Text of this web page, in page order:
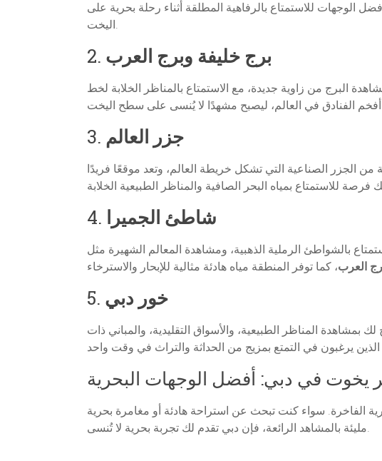
الوجهات للاستمتاع بالرفاهية المطلقة أثناء رحلة بحرية على
اليخت.
2. برج خليفة وبرج العرب
البرج من زاوية جديدة، مع الاستمتاع بالمناظر الخلابة لخط
3. جزر العالم
الجزر الصناعية التي تشكل خريطة العالم، وتعد موقعًا فريدًا
4. شاطئ الجميرا
بالشواطئ الرملية الذهبية، ومشاهدة المعالم الشهيرة مثل
العرب
5. خور دبي
المناظر الطبيعية، والأسواق التقليدية، والمباني ذات
يخوت في دبي: أفضل الوجهات البحرية
الفاخرة. سواء كنت تبحث عن استراحة هادئة أو مغامرة بحرية
مليئة بالمشاهد الرائعة، فإن دبي تقدم لك تجربة بحرية لا تُنسى.